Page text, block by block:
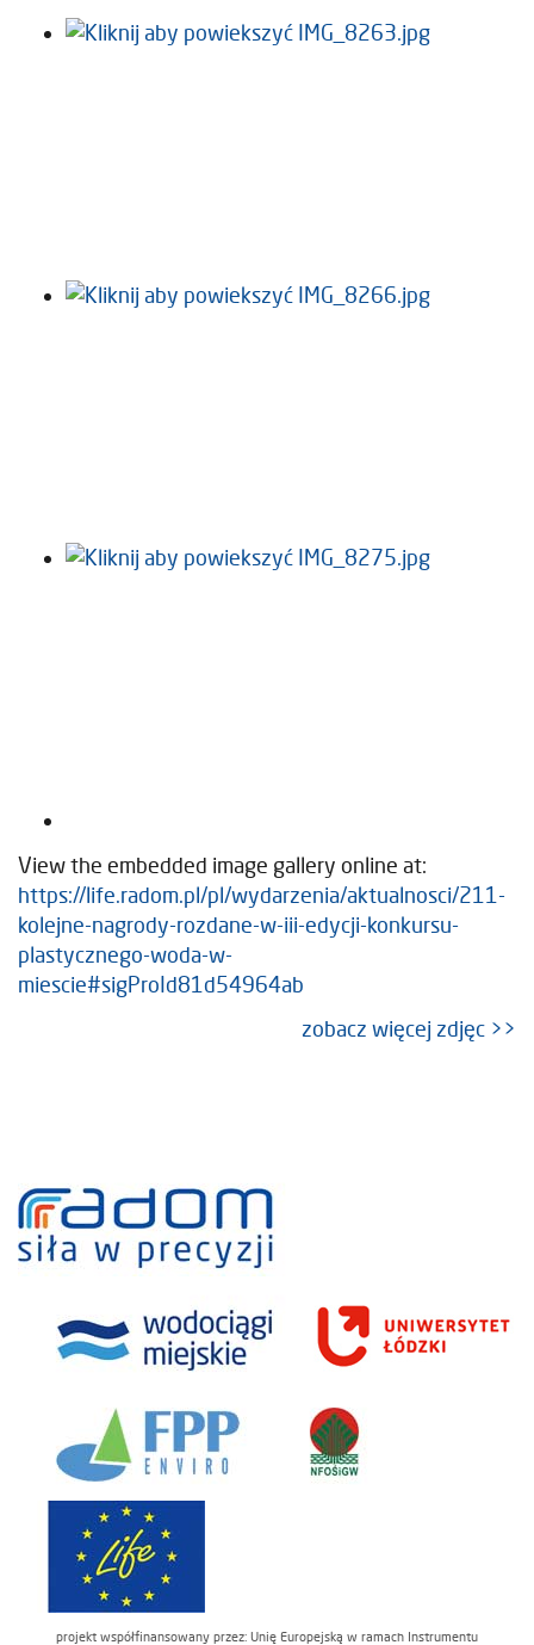
View the embedded image gallery online at:
https://life.radom.pl/pl/wydarzenia/aktualnosci/211-
kolejne-nagrody-rozdane-w-iii-edycji-konkursu-
plastycznego-woda-w-
miescie#sigProId81d54964ab
zobacz więcej zdjęc >>
projekt współfinansowany przez: Unię Europejską w ramach Instrumentu